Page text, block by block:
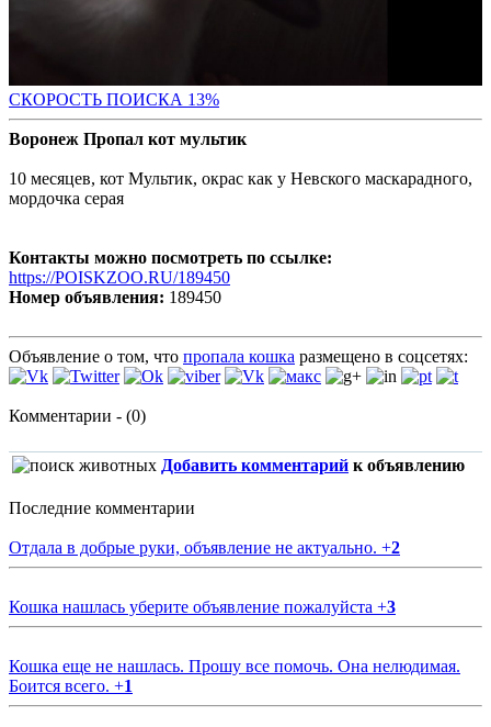
СКОРОСТЬ ПОИСКА 13%
Воронеж Пропал кот мультик
10 месяцев, кот Мультик, окрас как у Невского маскарадного,
мордочка серая
Контакты можно посмотреть по ссылке:
https://POISKZOO.RU/189450
Номер объявления: 189450
Объявление о том, что пропала кошка размещено в соцсетях:
Комментарии - (0)
Добавить комментарий к объявлению
Последние комментарии
Отдала в добрые руки, объявление не актуально. +2
Кошка нашлась уберите объявление пожалуйста +3
Кошка еще не нашлась. Прошу все помочь. Она нелюдимая.
Боится всего. +1